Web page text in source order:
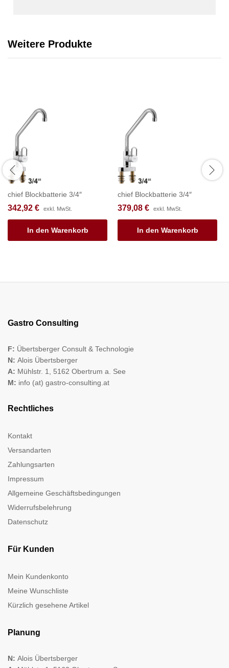
Weitere Produkte
chief Blockbatterie 3/4″
342,92 € exkl. MwSt.
In den Warenkorb
chief Blockbatterie 3/4″
379,08 € exkl. MwSt.
In den Warenkorb
Gastro Consulting
F: Übertsberger Consult & Technologie
N: Alois Übertsberger
A: Mühlstr. 1, 5162 Obertrum a. See
M: info (at) gastro-consulting.at
Rechtliches
Kontakt
Versandarten
Zahlungsarten
Impressum
Allgemeine Geschäftsbedingungen
Widerrufsbelehrung
Datenschutz
Für Kunden
Mein Kundenkonto
Meine Wunschliste
Kürzlich gesehene Artikel
Planung
N: Alois Übertsberger